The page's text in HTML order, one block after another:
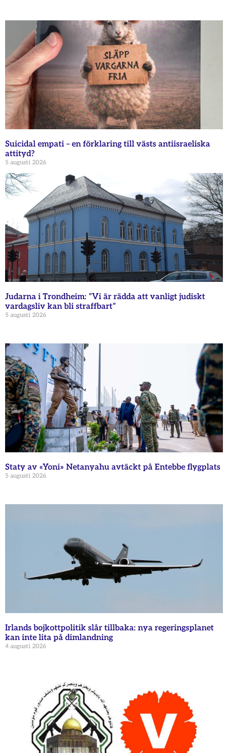
Suicidal empati – en förklaring till västs antiisraeliska
attityd?
5 augusti 2026
Judarna i Trondheim: ”Vi är rädda att vanligt judiskt
vardagsliv kan bli straffbart”
5 augusti 2026
Staty av «Yoni» Netanyahu avtäckt på Entebbe flygplats
5 augusti 2026
Irlands bojkottpolitik slår tillbaka: nya regeringsplanet
kan inte lita på dimlandning
4 augusti 2026